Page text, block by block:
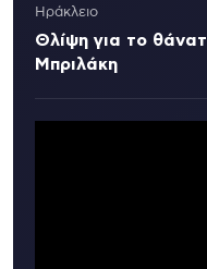
Ηράκλειο
Θλίψη για το
Μπριλάκη